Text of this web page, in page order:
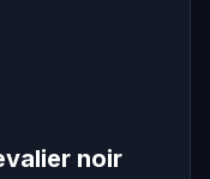
noir